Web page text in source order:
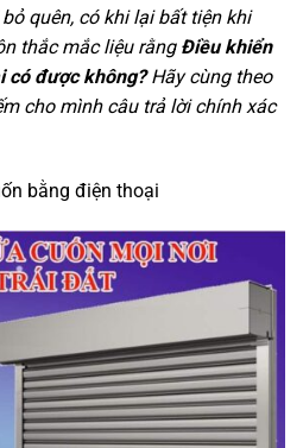
quên, có khi lại bất tiện khi
thắc mắc liệu rằng Điều khiển
có được không?Hãy cùng theo
cho mình câu trả lời chính xác
bằng điện thoại